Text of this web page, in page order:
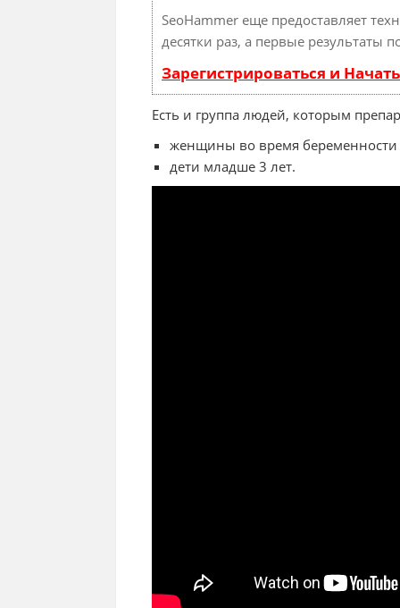
SeoHammer еще предоставляет
десятки раз, а первые результаты
Зарегистрироваться и
Есть и группа людей, которым
женщины во время беременности
дети младше 3 лет.